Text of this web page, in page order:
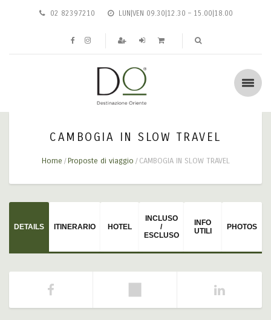
02 82397210 LUN|VEN 09.30|12.30 – 15.00|18.00
CAMBOGIA IN SLOW TRAVEL
Home Proposte di viaggio CAMBOGIA IN SLOW TRAVEL
DETAILS ITINERARIO HOTEL
INCLUSO
/
ESCLUSO
INFO
UTILI
PHOTOS